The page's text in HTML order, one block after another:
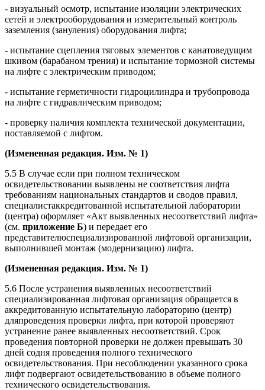
- визуальный осмотр, испытание изоляции электрических
сетей и электрооборудования и измерительный контроль
заземления (зануления) оборудования лифта;
- испытание сцепления тяговых элементов с канатоведущим
шкивом (барабаном трения) и испытание тормозной системы
на лифте с электрическим приводом;
- испытание герметичности гидроцилиндра и трубопровода
на лифте с гидравлическим приводом;
- проверку наличия комплекта технической документации,
поставляемой с лифтом.
(Измененная редакция. Изм. № 1)
5.5 В случае если при полном техническом
освидетельствовании выявлены не соответствия лифта
требованиям национальных стандартов и сводов правил,
специалистаккредитованной испытательной лаборатории
(центра) оформляет «Акт выявленных несоответствий лифта»
(см. приложение Б) и передает его
представителюспециализированной лифтовой организации,
выполнившей монтаж (модернизацию) лифта.
(Измененная редакция. Изм. № 1)
5.6 После устранения выявленных несоответствий
специализированная лифтовая организация обращается в
аккредитованную испытательную лабораторию (центр)
дляпроведения проверки лифта, при которой проверяют
устранение ранее выявленных несоответствий. Срок
проведения повторной проверки не должен превышать 30
дней содня проведения полного технического
освидетельствования. При несоблюдении указанного срока
лифт подвергают освидетельствованию в объеме полного
технического освидетельствования.